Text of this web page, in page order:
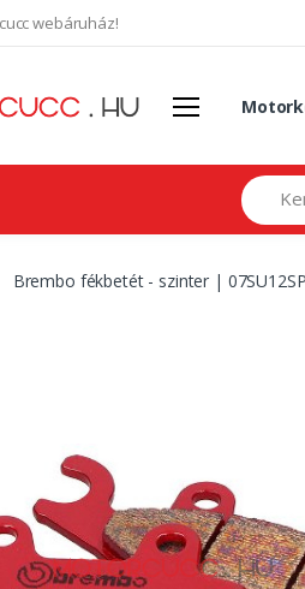
webáruház!
Search
Brembo fékbetét - szinter | 07SU12SP